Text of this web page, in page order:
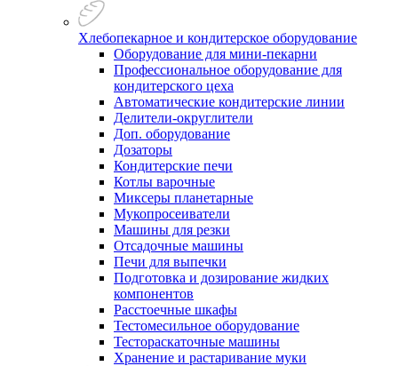
Хлебопекарное и кондитерское оборудование
Оборудование для мини-пекарни
Профессиональное оборудование для
кондитерского цеха
Автоматические кондитерские линии
Делители-округлители
Доп. оборудование
Дозаторы
Кондитерские печи
Котлы варочные
Миксеры планетарные
Мукопросеиватели
Машины для резки
Отсадочные машины
Печи для выпечки
Подготовка и дозирование жидких
компонентов
Расстоечные шкафы
Тестомесильное оборудование
Тестораскаточные машины
Хранение и растаривание муки